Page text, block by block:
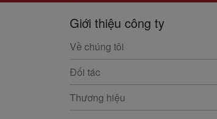
Giới thiệu công ty
Về chúng tôi
Đối tác
Thương hiệu